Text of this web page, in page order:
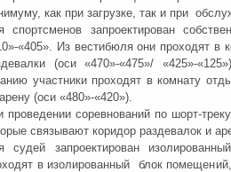
как при загрузке, так и при
спортсменов запроектирован
«405». Из вестибюля они проходят в
(оси «470»-«475»/ «425»-
участники проходят в комнату
арену (оси
проведении соревнований по шорт-
связывают коридор раздевалок и
судей запроектирован
в изолированный блок